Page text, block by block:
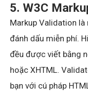
5. W3C
Markup Validation
đánh dấu miễn phí.
đều được viết bằng
hoặc XHTML.
bạn với cú pháp